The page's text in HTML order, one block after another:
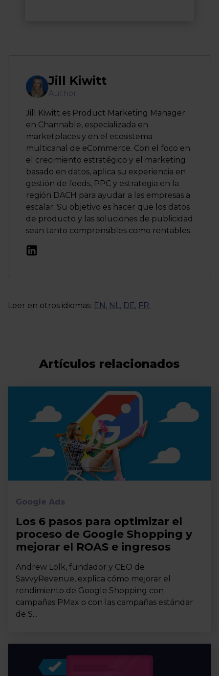
Jill Kiwitt
Author
Jill Kiwitt es Product Marketing Manager
en Channable, especializada en
marketplaces y en el ecosistema
multicanal de eCommerce. Con el foco en
el crecimiento estratégico y el marketing
basado en datos, aplica su experiencia en
gestión de feeds, PPC y estrategia en la
región DACH para ayudar a las empresas a
escalar. Su objetivo es hacer que los datos
de producto y las soluciones de publicidad
sean tanto comprensibles como rentables.
Leer en otros idiomas: EN, NL, DE, FR.
Artículos relacionados
Google Ads
Los 6 pasos para optimizar el
proceso de Google Shopping y
mejorar el ROAS e ingresos
Andrew Lolk, fundador y CEO de
SavvyRevenue, explica cómo mejorar el
rendimiento de Google Shopping con
campañas PMax o con las campañas estándar
de S...